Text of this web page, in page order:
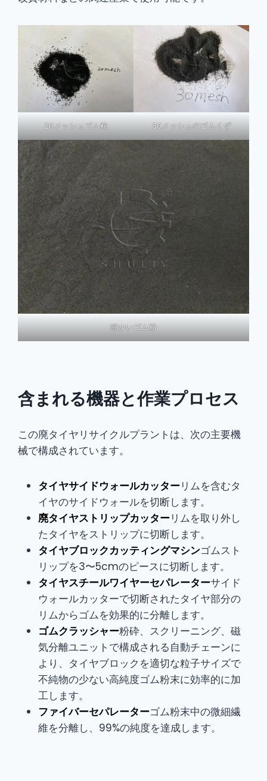
20メッシュゴム粒 30メッシュのゴムくず
細かいゴム粉
含まれる機器と作業プロセス
この廃タイヤリサイクルプラントは、次の主要機
械で構成されています。
タイヤサイドウォールカッターリムを含むタ
イヤのサイドウォールを切断します。
廃タイヤストリップカッターリムを取り外し
たタイヤをストリップに切断します。
タイヤブロックカッティングマシンゴムスト
リップを3〜5cmのピースに切断します。
タイヤスチールワイヤーセパレーターサイド
ウォールカッターで切断されたタイヤ部分の
リムからゴムを効果的に分離します。
ゴムクラッシャー粉砕、スクリーニング、磁
気分離ユニットで構成される自動チェーンに
より、タイヤブロックを適切な粒子サイズで
不純物の少ない高純度ゴム粉末に効率的に加
工します。
ファイバーセパレーターゴム粉末中の微細繊
維を分離し、99%の純度を達成します。